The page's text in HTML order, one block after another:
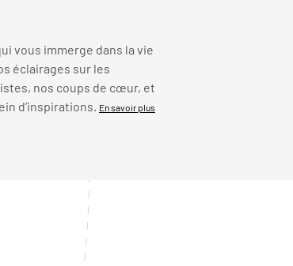
vous immerge dans la vie
éclairages sur les
nos coups de cœur, et
d’inspirations. En savoir plus